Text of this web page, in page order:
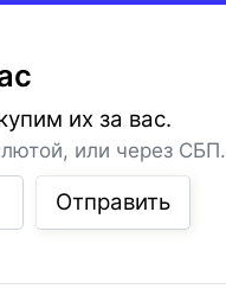
их за вас.
или через СБП.
Отправить